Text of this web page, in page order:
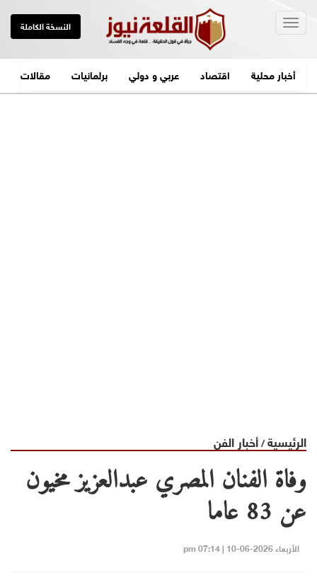
النسخة الكاملة
أخبار محلية اقتصاد عربي و دولي برلمانيات مقالات
الرئيسية/أخبار الفن
وفاة الفنان المصري عبدالعزيز مخيون
عن 83 عاما
الأربعاء 2026-06-10 | 07:14 pm